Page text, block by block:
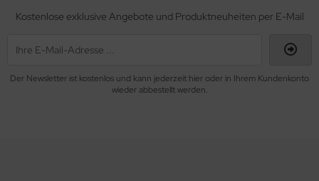
Kostenlose exklusive Angebote und Produktneuheiten per E-Mail
Der Newsletter ist kostenlos und kann jederzeit hier oder in Ihrem Kundenkonto
wieder abbestellt werden.